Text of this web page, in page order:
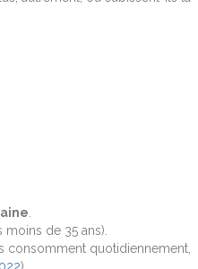
de 35 ans).
consomment quotidiennement,